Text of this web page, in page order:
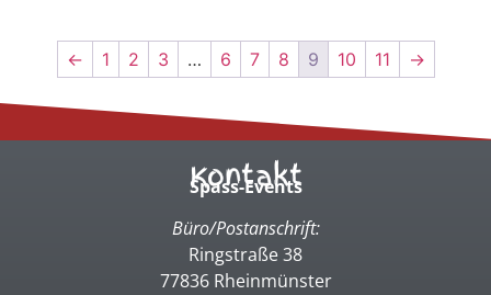
← 1 2 3 … 6 7 8 9 10 11 →
Kontakt
Spass-Events
Büro/Postanschrift:
Ringstraße 38
77836 Rheinmünster